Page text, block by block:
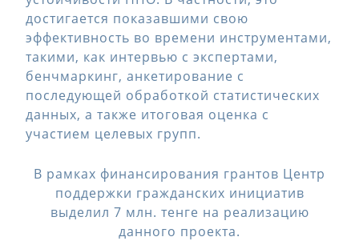
достигается показавшими свою
эффективность во времени инструментами,
такими, как интервью с экспертами,
бенчмаркинг, анкетирование с
последующей обработкой статистических
данных, а также итоговая оценка с
участием целевых групп.
В рамках финансирования грантов Центр
поддержки гражданских инициатив
выделил 7 млн. тенге на реализацию
данного проекта.